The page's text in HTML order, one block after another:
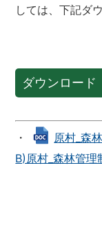
しては、下記ダ
ダウンロード
・
原村_森
B)原村_森林管